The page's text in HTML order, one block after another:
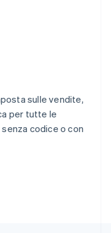
sulle vendite,
per tutte le
codice o con